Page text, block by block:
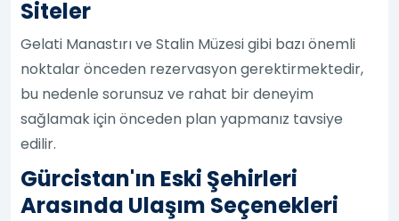
Siteler
Gelati Manastırı ve Stalin Müzesi gibi bazı önemli
noktalar önceden rezervasyon gerektirmektedir,
bu nedenle sorunsuz ve rahat bir deneyim
sağlamak için önceden plan yapmanız tavsiye
edilir.
Gürcistan'ın Eski Şehirleri
Arasında Ulaşım Seçenekleri